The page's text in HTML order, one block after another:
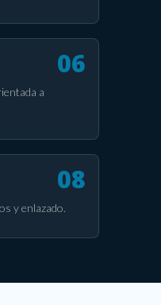
a
y enlazado.